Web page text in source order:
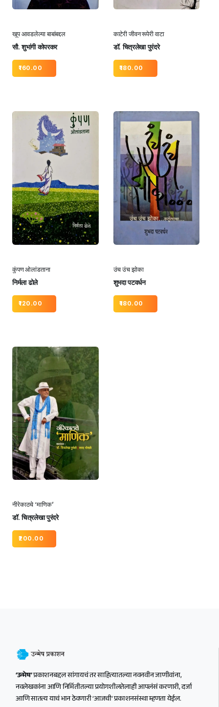
खूप आवडलेल्या बाबांबद्दल
सौ. शुभांगी कोपरकर
160.00
काटेरी जीवन रूपेरी वाटा
डॉ. चित्रलेखा पुरंदरे
180.00
कुंपण ओलांडताना
निर्मला ढोले
120.00
उंच उंच झोका
शुभदा पटवर्धन
180.00
नीरेकाठचे ‘माणिक’
डॉ. चित्रलेखा पुरंदरे
200.00
‘उन्मेष’प्रकाशनबद्दल सांगायचं तर साहित्यातल्या नवनवीन जाणीवांना,
नवलेखकांना आणि निर्मितीतल्या प्रयोगशीलतेलाही आपलंसं करणारी, दर्जा
आणि सातत्य याचं भान ठेवणारी ‘आजची’ प्रकाशनसंस्था म्हणता येईल.